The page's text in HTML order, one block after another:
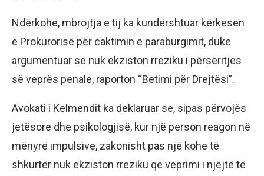
Ndërkohë, mbrojtja e tij ka kundërshtuar kërkesën
e Prokurorisë për caktimin e paraburgimit, duke
argumentuar se nuk ekziston rreziku i përsëritjes
së veprës penale, raporton “Betimi për Drejtësi”.
Avokati i Kelmendit ka deklaruar se, sipas përvojës
jetësore dhe psikologjisë, kur një person reagon në
mënyrë impulsive, zakonisht pas një kohe të
shkurtër nuk ekziston rreziku që veprimi i njëjtë të